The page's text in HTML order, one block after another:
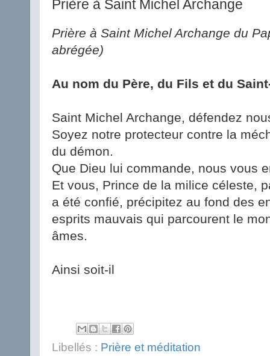
Prière à Saint Michel Archange
Prière à Saint Michel Archange du
abrégée)
Au nom du Père, du Fils et du
Saint Michel Archange, défendez
Soyez notre protecteur contre la
du démon.
Que Dieu lui commande, nous vous
Et vous, Prince de la milice céleste,
a été confié, précipitez au fond des
esprits mauvais qui parcourent le
âmes.
Ainsi soit-il
Libellés : Prière et méditation